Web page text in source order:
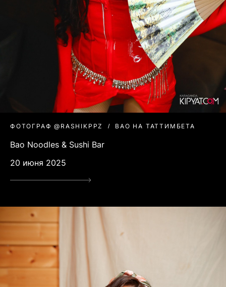
ФОТОГРАФ @RASHIKPPZ BAO НА ТАТТИМБЕТА
Bao Noodles & Sushi Bar
20 июня 2025